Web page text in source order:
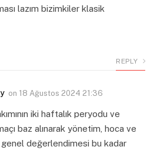
lazım bizimkiler klasik
REPLY
on 18 Ağustos 2024 21:36
iki haftalık peryodu ve
baz alınarak yönetim, hoca ve
değerlendimesi bu kadar